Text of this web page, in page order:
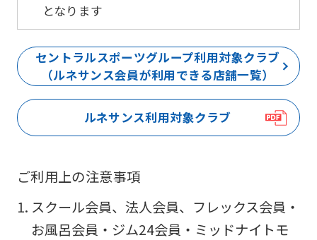
となります
セントラルスポーツグループ利用対象クラブ
（ルネサンス会員が利用できる店舗一覧）
ルネサンス利用対象クラブ
ご利用上の注意事項
スクール会員、法人会員、フレックス会員・
お風呂会員・ジム24会員・ミッドナイトモ